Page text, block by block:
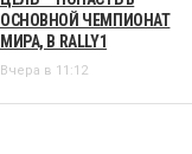
ОСНОВНОЙ ЧЕМПИОНАТ
МИРА, В RALLY1
Вчера в 11:12